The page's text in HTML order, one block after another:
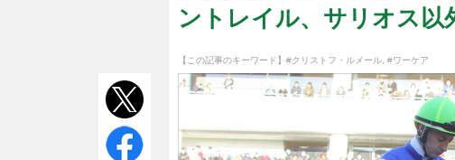
ントレイル、サリオス以
【この記事のキーワード】 #クリストフ・ルメール #ワーケア